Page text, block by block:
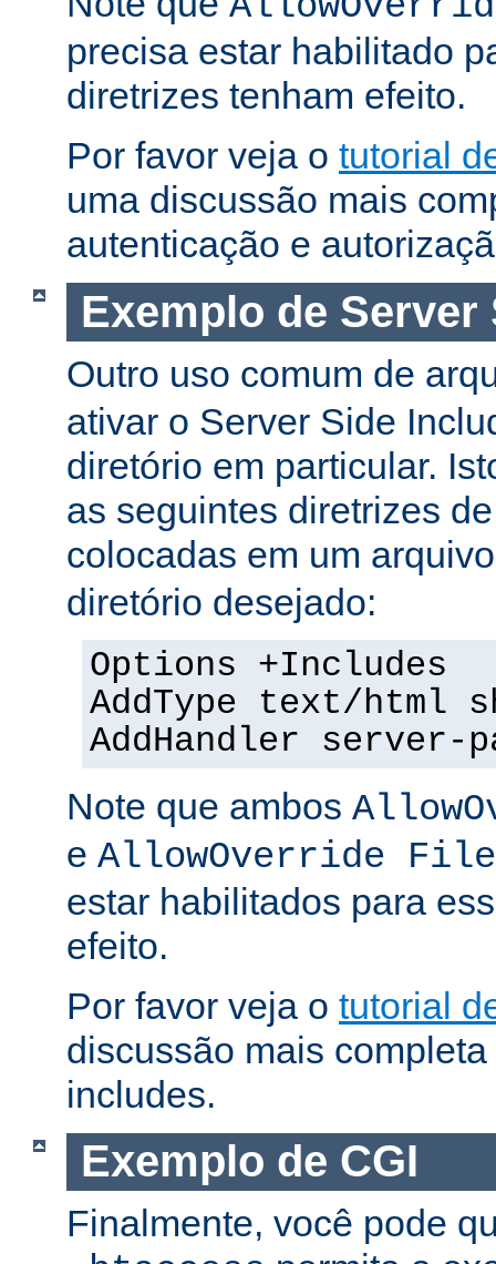
precisa estar habilitado
diretrizes tenham efeito.
Por favor veja o tutorial
uma discussão mais
autenticação e
Exemplo de Server
Outro uso comum de
ativar o Server Side
diretório em particular.
as seguintes diretrizes
colocadas em um
diretório desejado:
Options +Includes
AddType text/html
AddHandler server-
Note que ambos
e AllowOverride
estar habilitados para
efeito.
Por favor veja o tutorial
discussão mais
includes.
Exemplo de CGI
Finalmente, você pode